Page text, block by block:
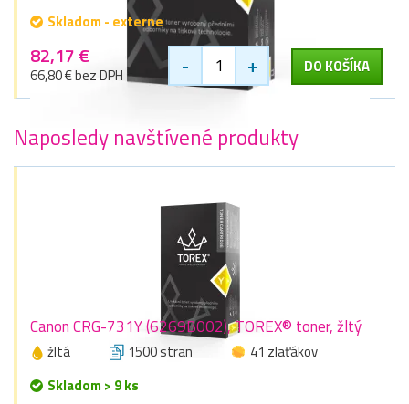
Skladom - externe
82,17 €
66,80 € bez DPH - + DO KOŠÍKA
Naposledy navštívené produkty
Canon CRG-731Y (6269B002), TOREX® toner, žltý
žltá 1500 stran
41 zlaťákov
Skladom > 9 ks